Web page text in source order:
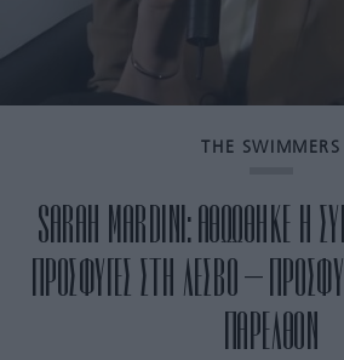
THE SWIMMERS
SARAH MARDINI: ΑΘΩΩΘΗΚΕ Η
ΠΡΟΣΦΥΓΕΣ ΣΤΗ ΛΕΣΒΟ –
ΠΑΡΕΛΘΟΝ